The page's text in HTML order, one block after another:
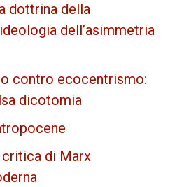
dottrina della
dell’asimmetria
contro ecocentrismo:
dicotomia
critica di Marx